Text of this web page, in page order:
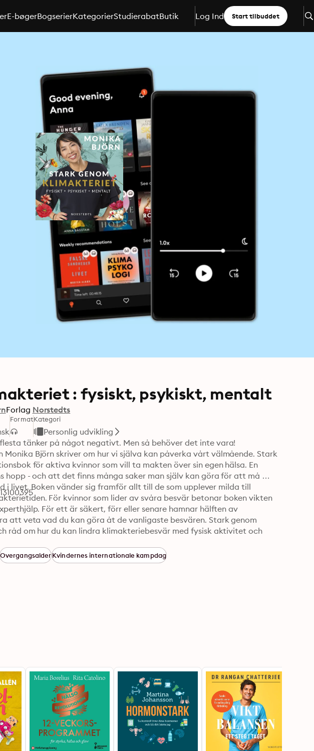
E-bøgerBogserierKategorierStudierabatButik Log Ind Start tilbuddet
: fysiskt, psykiskt, mentalt
Forlag Norstedts
FormatKategori
Personlig udvikling
tänker på något negativt. Men så behöver det inte vara!
Björn skriver om hur vi själva kan påverka vårt välmående. Stark
för aktiva kvinnor som vill ta makten över sin egen hälsa. En
hopp - och att det finns många saker man själv kan göra för att må
i livet. Boken vänder sig framför allt till de som upplever milda till
För kvinnor som lider av svåra besvär betonar boken vikten
För ett är säkert, förr eller senare hamnar hälften av
att veta vad du kan göra åt de vanligaste besvären. Stark genom
råd om hur du kan lindra klimakteriebesvär med fysisk aktivitet och
som helst. De tre områdena kondition, styrka och rörlighet med yoga
med andningsövningar och enklare meditation.
OvergangsalderKvindernes internationale kampdag